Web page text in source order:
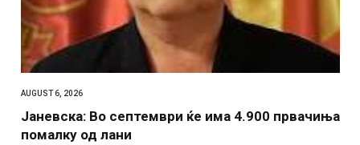
AUGUST 6, 2026
Јаневска: Во септември ќе има 4.900 првачиња
помалку од лани